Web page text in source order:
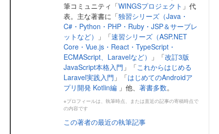
筆コミュニティ「WINGSプロジェクト 」代
表。主な著書に「独習シリーズ（Java・
C#・Python・PHP・Ruby・JSP＆サーブレ
ットなど）
」「速習シリーズ（ASP.NET
Core・Vue.js・React・TypeScript・
ECMAScript、Laravelなど）
」「改訂3版
JavaScript本格入門 」「これからはじめる
Laravel実践入門 」「はじめてのAndroidア
プリ開発 Kotlin編 」他、 著書多数。
※プロフィールは、執筆時点、または直近の記事の寄稿時点で
の内容です
この著者の最近の執筆記事